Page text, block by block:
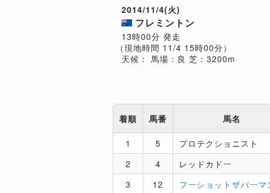
2014/11/4(火)
フレミントン
13時00分 発走
（現地時間 11/4 15時00分）
天候： 馬場：良 芝：3200m
着順 馬番 馬名
1 5 プロテクショニスト
2
4 レッドカドー
3
12 フーショットザバーマ